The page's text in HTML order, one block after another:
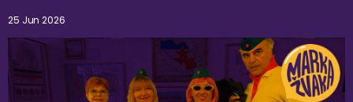
25 Jun 2026